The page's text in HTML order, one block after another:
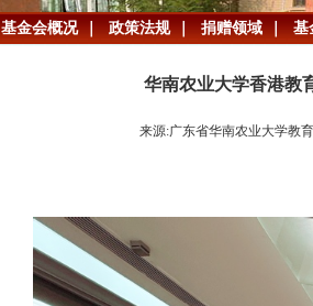
基金会概况 ｜ 政策法规 ｜ 捐赠领域 ｜ 基
华南农业大学香港教
来源:广东省华南农业大学教